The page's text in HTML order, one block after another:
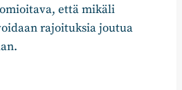
että mikäli
rajoituksia joutua